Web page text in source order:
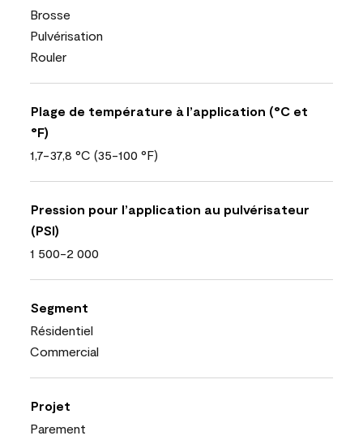
Brosse
Pulvérisation
Rouler
Plage de température à l’application (°C et
°F)
1,7-37,8 °C (35-100 °F)
Pression pour l’application au pulvérisateur
(PSI)
1 500-2 000
Segment
Résidentiel
Commercial
Projet
Parement